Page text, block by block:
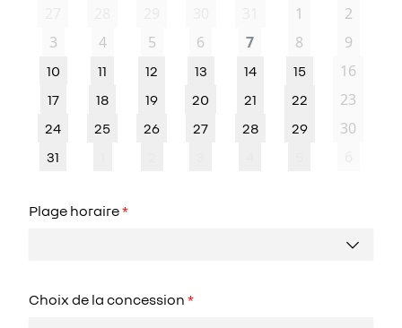
1
2
3
4 5 6 7 8 9
10 11 12 13 14 15 16
17 18 19 20 21 22 23
24 25 26 27 28 29 30
31
Plage horaire*
Choix de la concession *